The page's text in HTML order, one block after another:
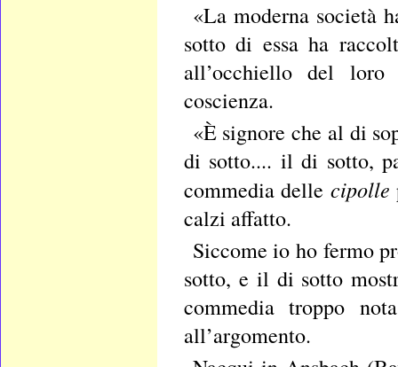
«La moderna società
sotto di essa ha
all’occhiello del loro
coscienza.
«È signore che al di
di sotto.... il di sotto,
commedia delle cipolle
calzi affatto.
Siccome io ho fermo
sotto, e il di sotto
commedia troppo
all’argomento.